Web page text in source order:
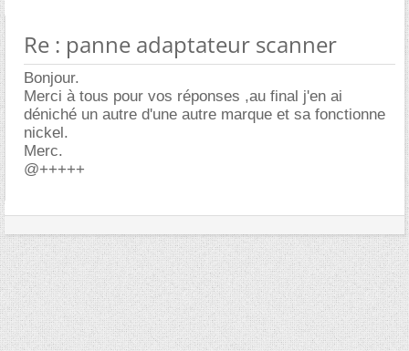
Re : panne adaptateur scanner
Bonjour.
Merci à tous pour vos réponses ,au final j'en ai
déniché un autre d'une autre marque et sa fonctionne
nickel.
Merc.
@+++++